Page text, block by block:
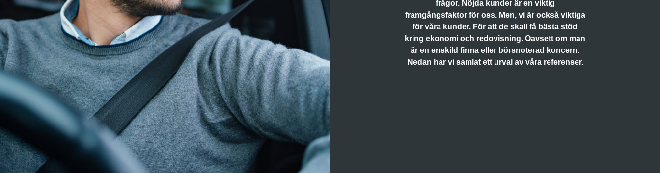
frågor. Nöjda kunder är en viktig
framgångsfaktor för oss. Men, vi är också viktiga
för våra kunder. För att de skall få bästa stöd
kring ekonomi och redovisning. Oavsett om man
är en enskild firma eller börsnoterad koncern.
Nedan har vi samlat ett urval av våra referenser.